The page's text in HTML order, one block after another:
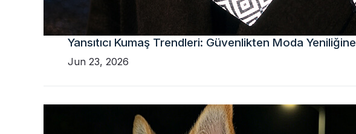
Yansıtıcı Kumaş Trendleri: Güvenlikten Moda Yeniliğine
Jun 23, 2026